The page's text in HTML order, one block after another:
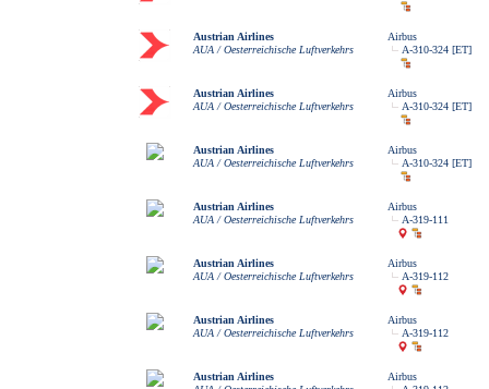
Austrian Airlines
AUA / Oesterreichische Luftverkehrs
Airbus
A-310-324 [ET]
Austrian Airlines
AUA / Oesterreichische Luftverkehrs
Airbus
A-310-324 [ET]
Austrian Airlines
AUA / Oesterreichische Luftverkehrs
Airbus
A-310-324 [ET]
Austrian Airlines
AUA / Oesterreichische Luftverkehrs
Airbus
A-319-111
Austrian Airlines
AUA / Oesterreichische Luftverkehrs
Airbus
A-319-112
Austrian Airlines
AUA / Oesterreichische Luftverkehrs
Airbus
A-319-112
Austrian Airlines
Airbus